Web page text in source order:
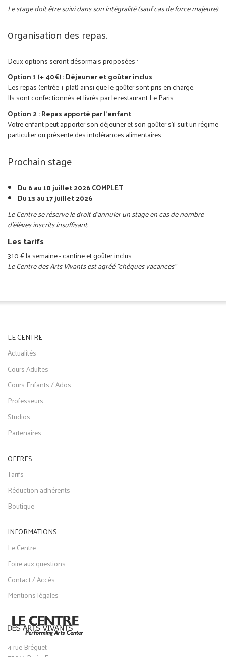
Le stage doit être suivi dans son intégralité (sauf cas de force majeure)
0rganisation des repas.
Deux options seront désormais proposées :
Option 1 (+ 40€) : Déjeuner et goûter inclus
Les repas (entrée + plat) ainsi que le goûter sont pris en charge.
Ils sont confectionnés et livrés par le restaurant Le Paris.
Option 2 : Repas apporté par l’enfant
Votre enfant peut apporter son déjeuner et son goûter s’il suit un régime
particulier ou présente des intolérances alimentaires.
Prochain stage
Du 6 au 10 juillet 2026COMPLET
Du 13 au 17 juillet 2026
Le Centre se réserve le droit d'annuler un stage en cas de nombre
d'élèves inscrits insuffisant.
Les tarifs
310 € la semaine - cantine et goûter inclus
Le Centre des Arts Vivants est agréé "chèques vacances"
LE CENTRE
Actualités
Cours Adultes
Cours Enfants / Ados
Professeurs
Studios
Partenaires
OFFRES
Tarifs
Réduction adhérents
Boutique
INFORMATIONS
Le Centre
Foire aux questions
Contact / Accès
Mentions légales
4 rue Bréguet